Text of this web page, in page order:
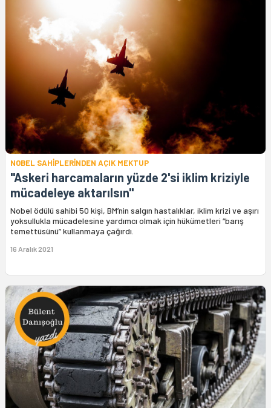
NOBEL SAHİPLERİNDEN AÇIK MEKTUP
"Askeri harcamaların yüzde 2'si iklim kriziyle
mücadeleye aktarılsın"
Nobel ödülü sahibi 50 kişi, BM’nin salgın hastalıklar, iklim krizi ve aşırı
yoksullukla mücadelesine yardımcı olmak için hükümetleri “barış
temettüsünü” kullanmaya çağırdı.
16 Aralık 2021